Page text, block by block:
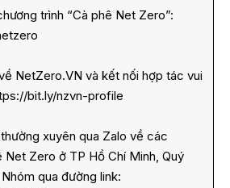
trình “Cà phê Net Zero”:
NetZero.VN và kết nối hợp tác vui
bit.ly/nzvn-profile
xuyên qua Zalo về các
Net Zero ở TP Hồ Chí Minh, Quý
qua đường link: